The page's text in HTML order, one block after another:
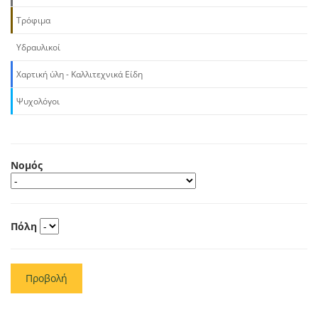
Τρόφιμα
Υδραυλικοί
Χαρτική ύλη - Καλλιτεχνικά Είδη
Ψυχολόγοι
Νομός
Πόλη
Προβολή